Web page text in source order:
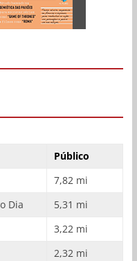
Público
7,82 mi
Dia
5,31 mi
3,22 mi
2,32 mi